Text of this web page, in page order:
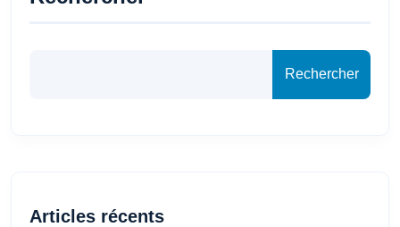
Rechercher
Articles récents